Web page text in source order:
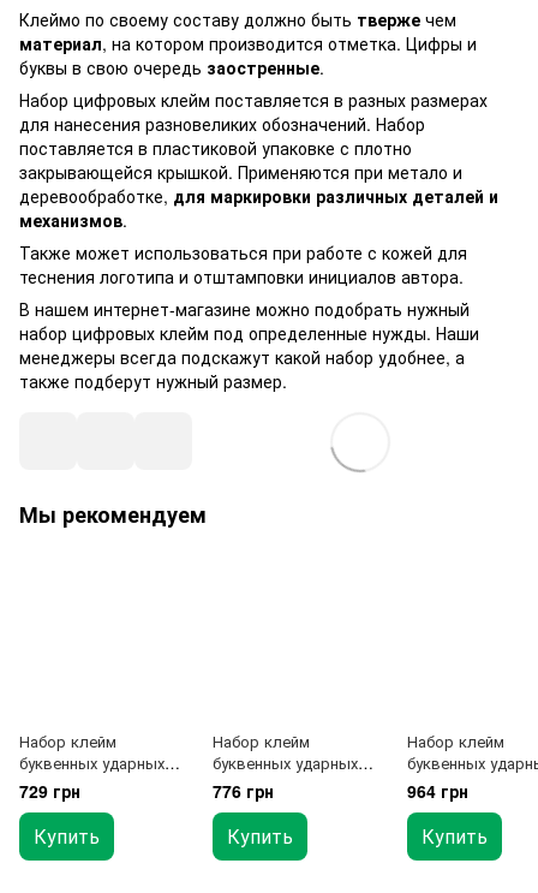
Клеймо по своему составу должно быть тверже чем
материал, на котором производится отметка. Цифры и
буквы в свою очередь заостренные.
Набор цифровых клейм поставляется в разных размерах
для нанесения разновеликих обозначений. Набор
поставляется в пластиковой упаковке с плотно
закрывающейся крышкой. Применяются при метало и
деревообработке, для маркировки различных деталей и
механизмов.
Также может использоваться при работе с кожей для
теснения логотипа и отштамповки инициалов автора.
В нашем интернет-магазине можно подобрать нужный
набор цифровых клейм под определенные нужды. Наши
менеджеры всегда подскажут какой набор удобнее, а
также подберут нужный размер.
Мы рекомендуем
Набор клейм
буквенных ударных
27ед. 3мм TOPTUL
NGAW2703
729 грн
Купить
Набор клейм
буквенных ударных
27ед. 4мм TOPTUL
NGAW2704
776 грн
Купить
Набор клейм
буквенных
27ед. 5мм
NGAW2705
964 грн
Купить